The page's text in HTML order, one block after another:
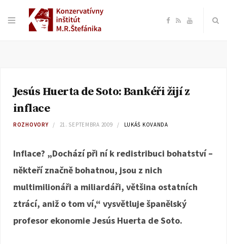
F
e
k
R Y
Jesús Huerta de Soto: Bankéři žijí z
inflace
ROZHOVORY 21. SEPTEMBRA 2009 LUKÁŠ KOVANDA
Inflace? „Dochází při ní k redistribuci bohatství –
někteří značně bohatnou, jsou z nich
multimilionáři a miliardáři, většina ostatních
ztrácí, aniž o tom ví,“ vysvětluje španělský
profesor ekonomie Jesús Huerta de Soto.